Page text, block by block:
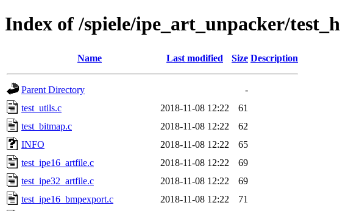
Index of /spiele/ipe_art_unpacker/test_h
Name Last modified Size Description
Parent Directory
-
test_utils.c
2018-11-08 12:22
61
test_bitmap.c
2018-11-08 12:22
62
INFO
2018-11-08 12:22
65
test_ipe16_artfile.c
2018-11-08 12:22
69
test_ipe32_artfile.c
2018-11-08 12:22
69
test_ipe16_bmpexport.c
2018-11-08 12:22
71